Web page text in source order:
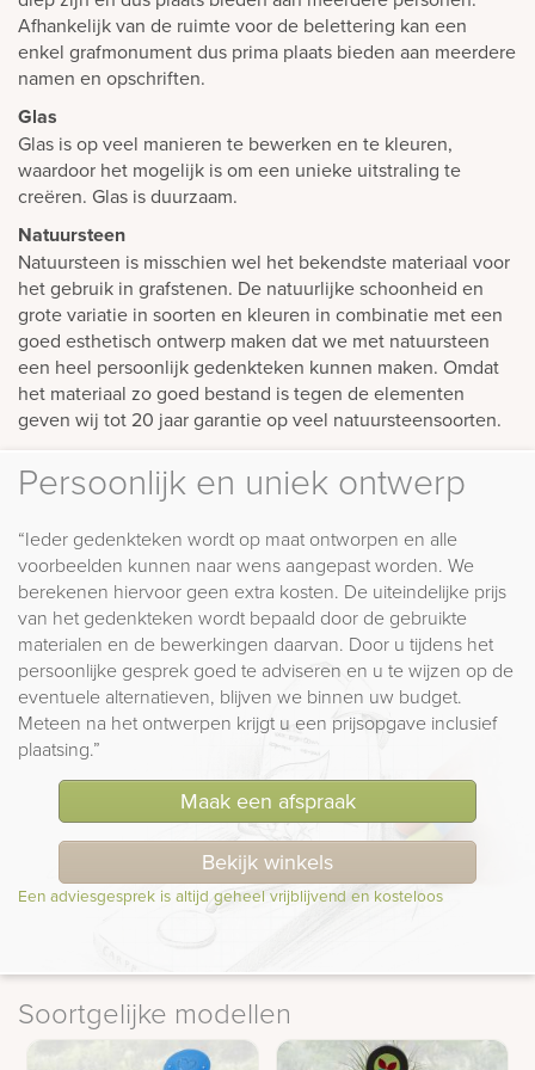
Afhankelijk van de ruimte voor de belettering kan een
enkel grafmonument dus prima plaats bieden aan meerdere
namen en opschriften.
Glas
Glas is op veel manieren te bewerken en te kleuren,
waardoor het mogelijk is om een unieke uitstraling te
creëren. Glas is duurzaam.
Natuursteen
Natuursteen is misschien wel het bekendste materiaal voor
het gebruik in grafstenen. De natuurlijke schoonheid en
grote variatie in soorten en kleuren in combinatie met een
goed esthetisch ontwerp maken dat we met natuursteen
een heel persoonlijk gedenkteken kunnen maken. Omdat
het materiaal zo goed bestand is tegen de elementen
geven wij tot 20 jaar garantie op veel natuursteensoorten.
Persoonlijk en uniek ontwerp
“Ieder gedenkteken wordt op maat ontworpen en alle
voorbeelden kunnen naar wens aangepast worden. We
berekenen hiervoor geen extra kosten. De uiteindelijke prijs
van het gedenkteken wordt bepaald door de gebruikte
materialen en de bewerkingen daarvan. Door u tijdens het
persoonlijke gesprek goed te adviseren en u te wijzen op de
eventuele alternatieven, blijven we binnen uw budget.
Meteen na het ontwerpen krijgt u een prijsopgave inclusief
plaatsing.”
Maak een afspraak
Bekijk winkels
Een adviesgesprek is altijd geheel vrijblijvend en kosteloos
Soortgelijke modellen